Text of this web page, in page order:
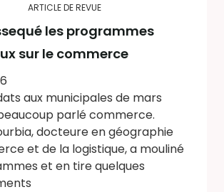
ARTICLE DE REVUE
les programmes
sur le commerce
aux municipales de mars
parlé commerce.
docteure en géographie
et de la logistique, a mouliné
et en tire quelques